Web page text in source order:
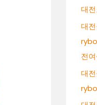
대
대
전
대